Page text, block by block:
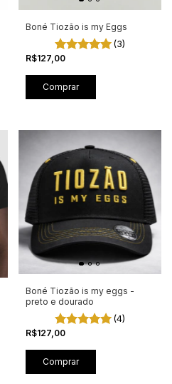
Boné Tiozão is my Eggs
(3)
R$127,00
Boné Tiozão is my eggs -
preto e dourado
(4)
R$127,00